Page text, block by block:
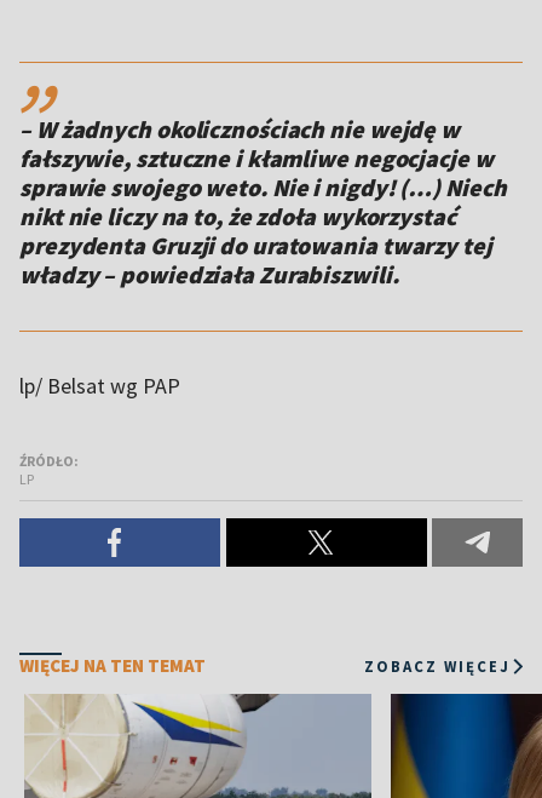
,,
– W żadnych okolicznościach nie wejdę w
fałszywie, sztuczne i kłamliwe negocjacje w
sprawie swojego weto. Nie i nigdy! (…) Niech
nikt nie liczy na to, że zdoła wykorzystać
prezydenta Gruzji do uratowania twarzy tej
władzy – powiedziała Zurabiszwili.
lp/ Belsat wg PAP
ŹRÓDŁO:
LP
WIĘCEJ NA TEN TEMAT ZOBACZ WIĘCEJ